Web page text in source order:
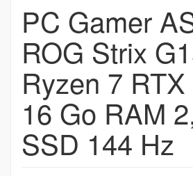
PC Gamer
ROG Strix
Ryzen 7
16 Go RAM
SSD 144 Hz